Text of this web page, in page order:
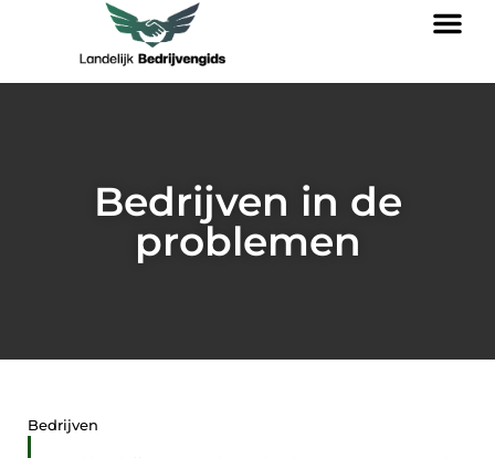
Bedrijven in de
problemen
Bedrijven